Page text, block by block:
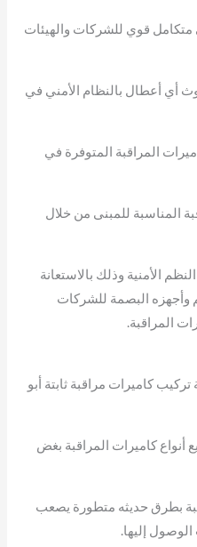
متكامل قوي للشركات والهيئات
أي أعطال بالنظام الأمني في
المراقبة المتوفرة في
المناسبة للمبنى من خلال
الأمنية وذلك بالاستعانة
وأجهزه البصمة للشركات
المراقبة.
كاميرات مراقبة ثابتة أبو
أنواع كاميرات المراقبة بغض
بطرق حديثه متطورة يصعب
إليها.